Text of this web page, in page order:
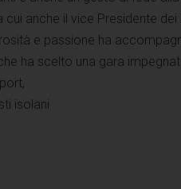
anche il vice Presidente
e passione ha
ha scelto una gara
isolani